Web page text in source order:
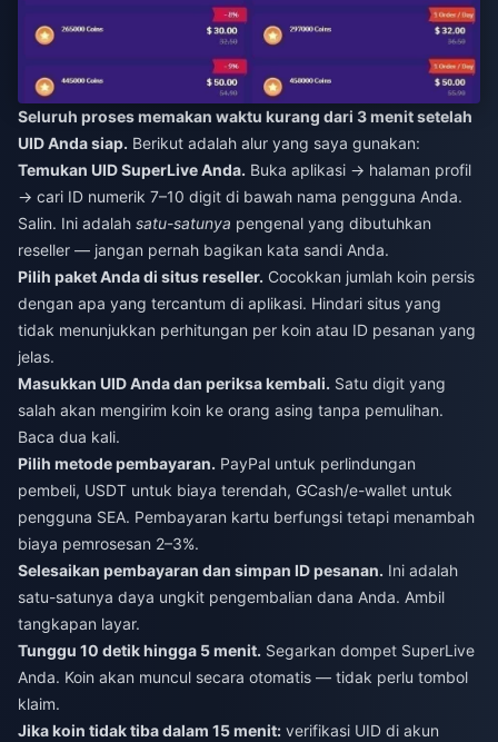
Seluruh proses memakan waktu kurang dari 3 menit setelah
UID Anda siap. Berikut adalah alur yang saya gunakan:
Temukan UID SuperLive Anda. Buka aplikasi → halaman profil
→ cari ID numerik 7–10 digit di bawah nama pengguna Anda.
Salin. Ini adalah satu-satunya pengenal yang dibutuhkan
reseller — jangan pernah bagikan kata sandi Anda.
Pilih paket Anda di situs reseller. Cocokkan jumlah koin persis
dengan apa yang tercantum di aplikasi. Hindari situs yang
tidak menunjukkan perhitungan per koin atau ID pesanan yang
jelas.
Masukkan UID Anda dan periksa kembali. Satu digit yang
salah akan mengirim koin ke orang asing tanpa pemulihan.
Baca dua kali.
Pilih metode pembayaran. PayPal untuk perlindungan
pembeli, USDT untuk biaya terendah, GCash/e-wallet untuk
pengguna SEA. Pembayaran kartu berfungsi tetapi menambah
biaya pemrosesan 2–3%.
Selesaikan pembayaran dan simpan ID pesanan. Ini adalah
satu-satunya daya ungkit pengembalian dana Anda. Ambil
tangkapan layar.
Tunggu 10 detik hingga 5 menit. Segarkan dompet SuperLive
Anda. Koin akan muncul secara otomatis — tidak perlu tombol
klaim.
Jika koin tidak tiba dalam 15 menit: verifikasi UID di akun